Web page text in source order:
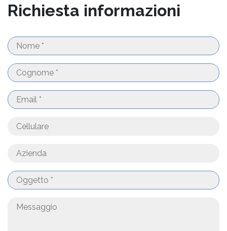
Richiesta informazioni